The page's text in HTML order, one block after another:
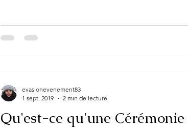
Qu'est-ce qu'une Cérémonie
evasionevenement83
1 sept. 2019
2 min de lecture